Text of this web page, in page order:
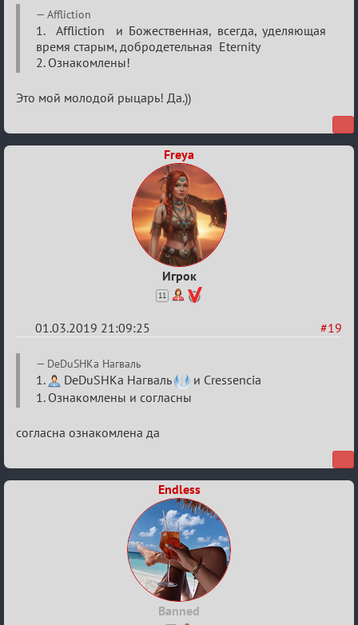
Re:
Турнир
Пар
Affliction
1. Affliction и Божественная, всегда, уделяющая
время старым, добродетельная Eternity
2. Ознакомлены!
Это мой молодой рыцарь! Да.))
Freya
Игрок
11
#19
01.03.2019 21:09:25
Re:
Турнир
Пар
DeDuSHKa Нагваль
1. DeDuSHKa Нагваль
и Cressencia
1. Ознакомлены и согласны
согласна ознакомлена да
Endless
Banned